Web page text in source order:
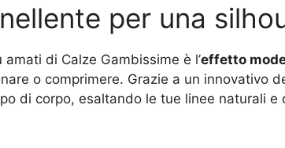
per una
di Calze Gambissime è l’effetto
o comprimere. Grazie a un innovativo
di corpo, esaltando le tue linee naturali e